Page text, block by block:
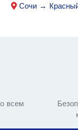
Сочи →
всем